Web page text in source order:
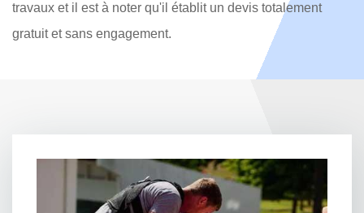
travaux et il est à noter qu'il établit un devis totalement
gratuit et sans engagement.